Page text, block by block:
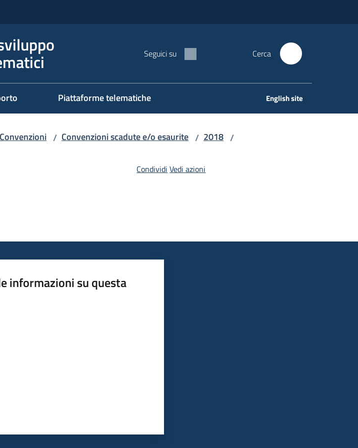
Seguici su Cerca
Piattaforme telematiche English site
Convenzioni / Convenzioni scadute e/o esaurite / 2018 /
Condividi Vedi azioni
informazioni su questa